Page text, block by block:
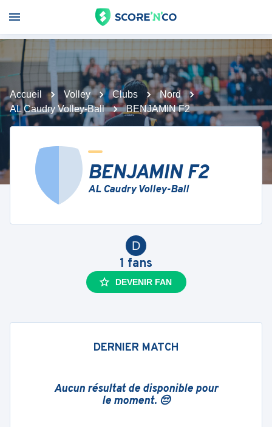
Accueil Volley Clubs
Nord
AL Caudry Volley-Ball
BENJAMIN F2
BENJAMIN F2
AL Caudry Volley-Ball
D
1 fans
DEVENIR FAN
DERNIER MATCH
Aucun résultat de disponible pour
le moment. 😔